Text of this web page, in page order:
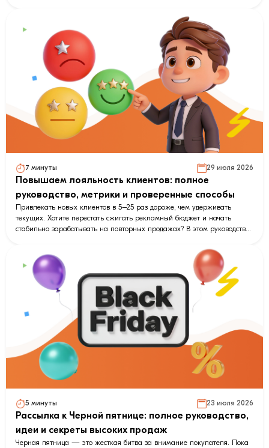
разбираем, как каскадные напоминания в мессенджерах снижают
количество неявок до 3%, и почему новый модуль бронирования
LeadConverter способен заменить полноценную CRM. Читайте
пошаговое руководство по автоматизации расписания без навыков
программирования и начните получать заявки даже ночью!
7 минуты 29 июля 2026
Повышаем лояльность клиентов: полное
руководство, метрики и проверенные способы
Привлекать новых клиентов в 5–25 раз дороже, чем удерживать
текущих. Хотите перестать сжигать рекламный бюджет и начать
стабильно зарабатывать на повторных продажах? В этом руководстве
бренда. Вы узнаете, чем обычная удовлетворенность отличается от
истинной привязанности, научитесь считать NPS и LTV, а также
получите готовые стратегии удержания. Кроме того, мы на примерах
покажем, как автоматизировать поддержку, возврат покупателей и
запустить программу лояльности прямо в мессенджерах с помощью
умных чат-ботов LeadConverter.
5 минуты 23 июля 2026
Рассылка к Черной пятнице: полное руководство,
идеи и секреты высоких продаж
Черная пятница — это жесткая битва за внимание покупателя. Пока